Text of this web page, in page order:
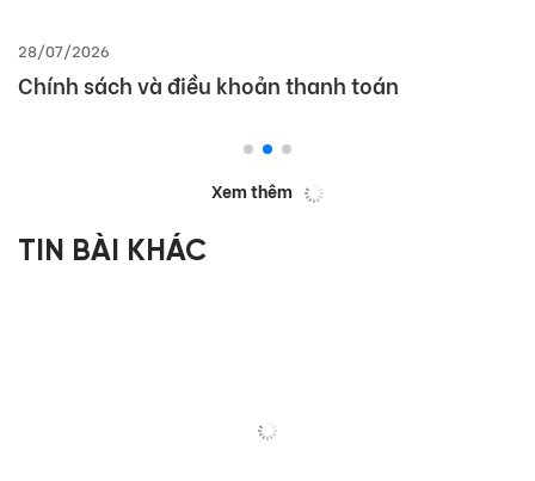
28/07/2026
Chính sách và điều khoản thanh toán
Xem thêm
TIN BÀI KHÁC